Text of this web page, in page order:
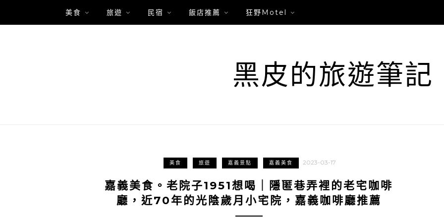
美食 旅遊 民宿 飯店推薦 狂野Motel
黑皮的旅遊筆記
美食 旅遊 嘉義景點 嘉義美食 2023-03-17
嘉義美食。老院子1951想喝｜隱匿巷弄裡的老宅咖啡
廳，近70年的光陰歲月小宅院，嘉義咖啡廳推薦